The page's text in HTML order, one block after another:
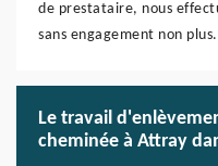
de prestataire, nous
sans engagement non plus.
Le travail
cheminée à Attray